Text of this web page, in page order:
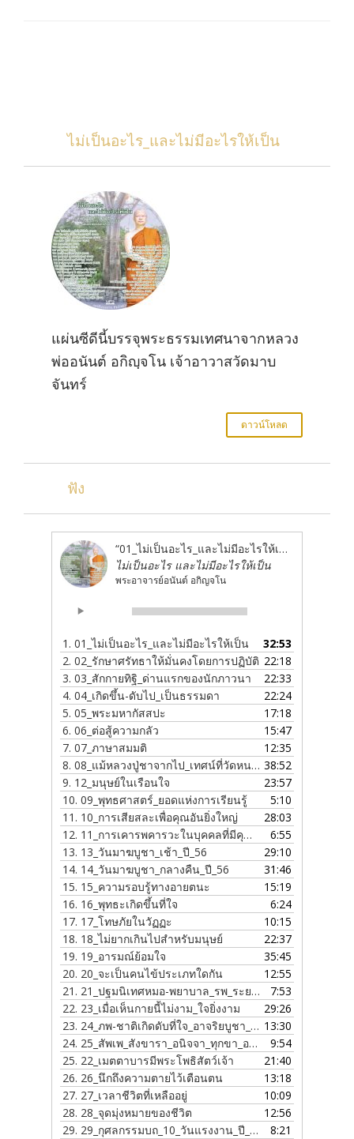
ไม่เป็นอะไร_และไม่มีอะไรให้เป็น
แผ่นซีดีนี้บรรจุพระธรรมเทศนาจากหลวง
พ่ออนันต์ อกิญฺจโน เจ้าอาวาสวัดมาบ
จันทร์
ดาวน์โหลด
ฟัง
“01_ไม่เป็นอะไร_และไม่มีอะไรให้เป็น”
ไม่เป็นอะไร และไม่มีอะไรให้เป็น
พระอาจารย์อนันต์ อกิญจโน
Player
1. 01_ไม่เป็นอะไร_และไม่มีอะไรให้เป็น
32:53
2. 02_รักษาศรัทธาให้มั่นคงโดยการปฏิบัติ 22:18
3. 03_สักกายทิฐิ_ด่านแรกของนักภาวนา
22:33
4. 04_เกิดขึ้น-ดับไป_เป็นธรรมดา
22:24
5. 05_พระมหากัสสปะ
17:18
6. 06_ต่อสู้ความกลัว
15:47
7. 07_ภาษาสมมติ
12:35
8. 08_แม้หลวงปู่ชาจากไป_เทศน์ที่วัดหนองป่าพง_ปี_56
38:52
9. 12_มนุษย์ในเรือนใจ
23:57
10. 09_พุทธศาสตร์_ยอดแห่งการเรียนรู้
5:10
11. 10_การเสียสละเพื่อคุณอันยิ่งใหญ่
28:03
12. 11_การเคารพคารวะในบุคคลที่มีคุณธรรม
6:55
13. 13_วันมาฆบูชา_เช้า_ปี_56
29:10
14. 14_วันมาฆบูชา_กลางคืน_ปี_56
31:46
15. 15_ความรอบรู้ทางอายตนะ
15:19
16. 16_พุทธะเกิดขึ้นที่ใจ
6:24
17. 17_โทษภัยในวัฏฏะ
10:15
18. 18_ไม่ยากเกินไปสำหรับมนุษย์
22:37
19. 19_อารมณ์ย้อมใจ
35:45
20. 20_จะเป็นคนไข้ประเภทใดกัน
12:55
21. 21_ปฐมนิเทศหมอ-พยาบาล_รพ_ระยอง_ปี_56
7:53
22. 23_เมื่อเห็นกายนี้ไม่งาม_ใจยิ่งงาม
29:26
23. 24_ภพ-ชาติเกิดดับที่ใจ_อาจริยบูชา_ปี_56
13:30
24. 25_สัพเพ_สังขารา_อนิจจา_ทุกขา_อนัตตา
9:54
25. 22_เมตตาบารมีพระโพธิสัตว์เจ้า
21:40
26. 26_นึกถึงความตายไว้เตือนตน
13:18
27. 27_เวลาชีวิตที่เหลืออยู่
10:09
28. 28_จุดมุ่งหมายของชีวิต
12:56
29. 29_กุศลกรรมบถ_10_วันแรงงาน_ปี_56
8:21